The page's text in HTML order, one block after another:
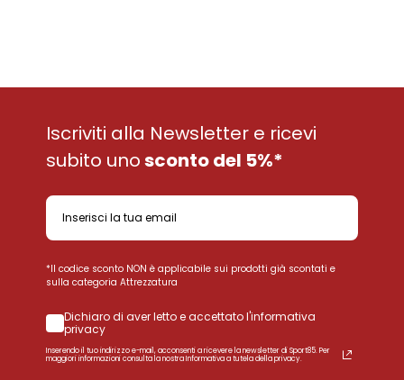
Iscriviti alla Newsletter e ricevi
subito unosconto del 5%*
*Il codice sconto NON è applicabile sui prodotti già scontati e
sulla categoria Attrezzatura
Dichiaro di aver letto e accettato l'informativa
privacy
Inserendo il tuo indirizzo e-mail, acconsenti a ricevere la newsletter di Sport85. Per
maggiori informazioni consulta la nostra Informativa a tutela della privacy.